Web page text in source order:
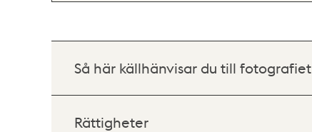
Så här källhänvisar du till fotografiet
Rättigheter